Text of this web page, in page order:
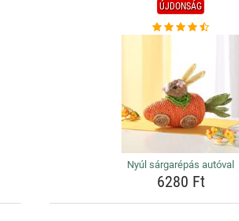
ÚJDONSÁG
Nyúl sárgarépás autóval
6280 Ft